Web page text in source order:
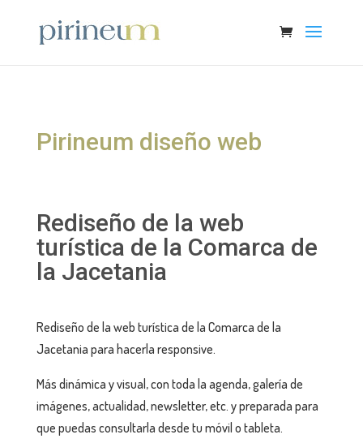
Pirineum diseño web
Rediseño de la web
turística de la Comarca de
la Jacetania
Rediseño de la web turística de la Comarca de la
Jacetania para hacerla responsive.
Más dinámica y visual, con toda la agenda, galería de
imágenes, actualidad, newsletter, etc. y preparada para
que puedas consultarla desde tu móvil o tableta.